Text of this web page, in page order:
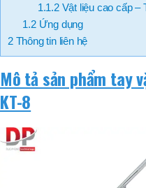
1.1.2Vật liệu cao cấp –
1.2Ứng dụng
2Thông tin liên hệ
Mô tả sản phẩm tay
KT-8